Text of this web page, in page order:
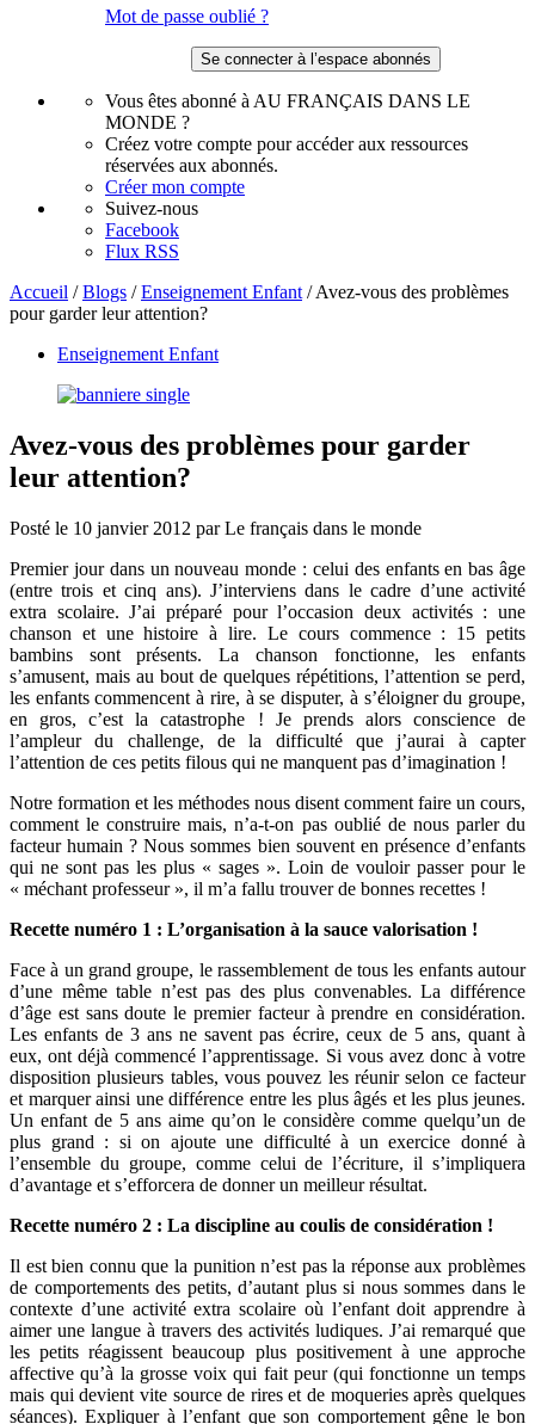
Mot de passe oublié ?
Vous êtes abonné à AU FRANÇAIS DANS LE
MONDE ?
Créez votre compte pour accéder aux ressources
réservées aux abonnés.
Créer mon compte
Suivez-nous
Facebook
Flux RSS
Accueil /Blogs /Enseignement Enfant /Avez-vous des problèmes
pour garder leur attention?
Enseignement Enfant
Avez-vous des problèmes pour garder
leur attention?
Posté le 10 janvier 2012 par Le français dans le monde
Premier jour dans un nouveau monde : celui des enfants en bas âge
(entre trois et cinq ans). J’interviens dans le cadre d’une activité
extra scolaire. J’ai préparé pour l’occasion deux activités : une
chanson et une histoire à lire. Le cours commence : 15 petits
bambins sont présents. La chanson fonctionne, les enfants
s’amusent, mais au bout de quelques répétitions, l’attention se perd,
les enfants commencent à rire, à se disputer, à s’éloigner du groupe,
en gros, c’est la catastrophe ! Je prends alors conscience de
l’ampleur du challenge, de la difficulté que j’aurai à capter
l’attention de ces petits filous qui ne manquent pas d’imagination !
Notre formation et les méthodes nous disent comment faire un cours,
comment le construire mais, n’a-t-on pas oublié de nous parler du
facteur humain ? Nous sommes bien souvent en présence d’enfants
qui ne sont pas les plus « sages ». Loin de vouloir passer pour le
« méchant professeur », il m’a fallu trouver de bonnes recettes !
Recette numéro 1 : L’organisation à la sauce valorisation !
Face à un grand groupe, le rassemblement de tous les enfants autour
d’une même table n’est pas des plus convenables. La différence
d’âge est sans doute le premier facteur à prendre en considération.
Les enfants de 3 ans ne savent pas écrire, ceux de 5 ans, quant à
eux, ont déjà commencé l’apprentissage. Si vous avez donc à votre
disposition plusieurs tables, vous pouvez les réunir selon ce facteur
et marquer ainsi une différence entre les plus âgés et les plus jeunes.
Un enfant de 5 ans aime qu’on le considère comme quelqu’un de
plus grand : si on ajoute une difficulté à un exercice donné à
l’ensemble du groupe, comme celui de l’écriture, il s’impliquera
d’avantage et s’efforcera de donner un meilleur résultat.
Recette numéro 2 : La discipline au coulis de considération !
Il est bien connu que la punition n’est pas la réponse aux problèmes
de comportements des petits, d’autant plus si nous sommes dans le
contexte d’une activité extra scolaire où l’enfant doit apprendre à
aimer une langue à travers des activités ludiques. J’ai remarqué que
les petits réagissent beaucoup plus positivement à une approche
affective qu’à la grosse voix qui fait peur (qui fonctionne un temps
mais qui devient vite source de rires et de moqueries après quelques
séances). Expliquer à l’enfant que son comportement gêne le bon